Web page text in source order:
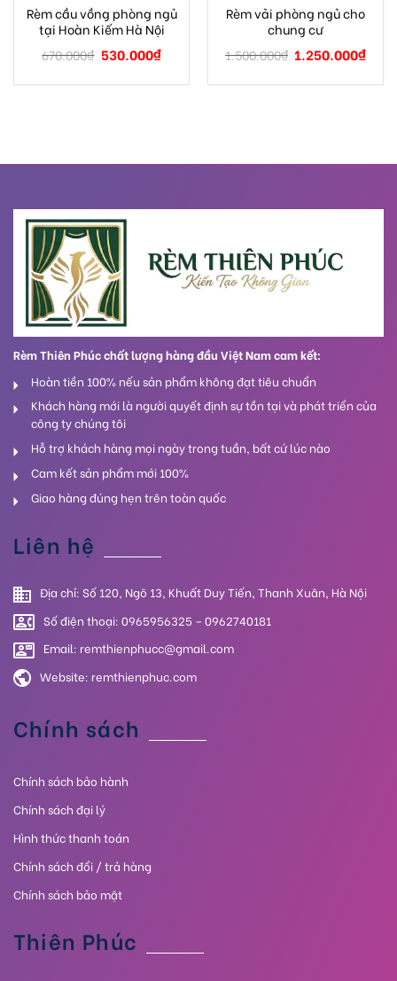
Rèm cầu vồng phòng ngủ
tại Hoàn Kiếm Hà Nội
670.000₫ 530.000₫
Rèm vải phòng ngủ cho
chung cư
1.500.000₫ 1.250.000₫
Rèm Thiên Phúc chất lượng hàng đầu Việt Nam cam kết:
Hoàn tiền 100% nếu sản phẩm không đạt tiêu chuẩn
Khách hàng mới là người quyết định sự tồn tại và phát triển của
công ty chúng tôi
Hỗ trợ khách hàng mọi ngày trong tuần, bất cứ lúc nào
Cam kết sản phẩm mới 100%
Giao hàng đúng hẹn trên toàn quốc
Liên hệ
Địa chỉ: Số 120, Ngõ 13, Khuất Duy Tiến, Thanh Xuân, Hà Nội
Số điện thoại: 0965956325 – 0962740181
Email: remthienphucc@gmail.com
Website: remthienphuc.com
Chính sách
Chính sách bảo hành
Chính sách đại lý
Hình thức thanh toán
Chính sách đổi / trả hàng
Chính sách bảo mật
Thiên Phúc